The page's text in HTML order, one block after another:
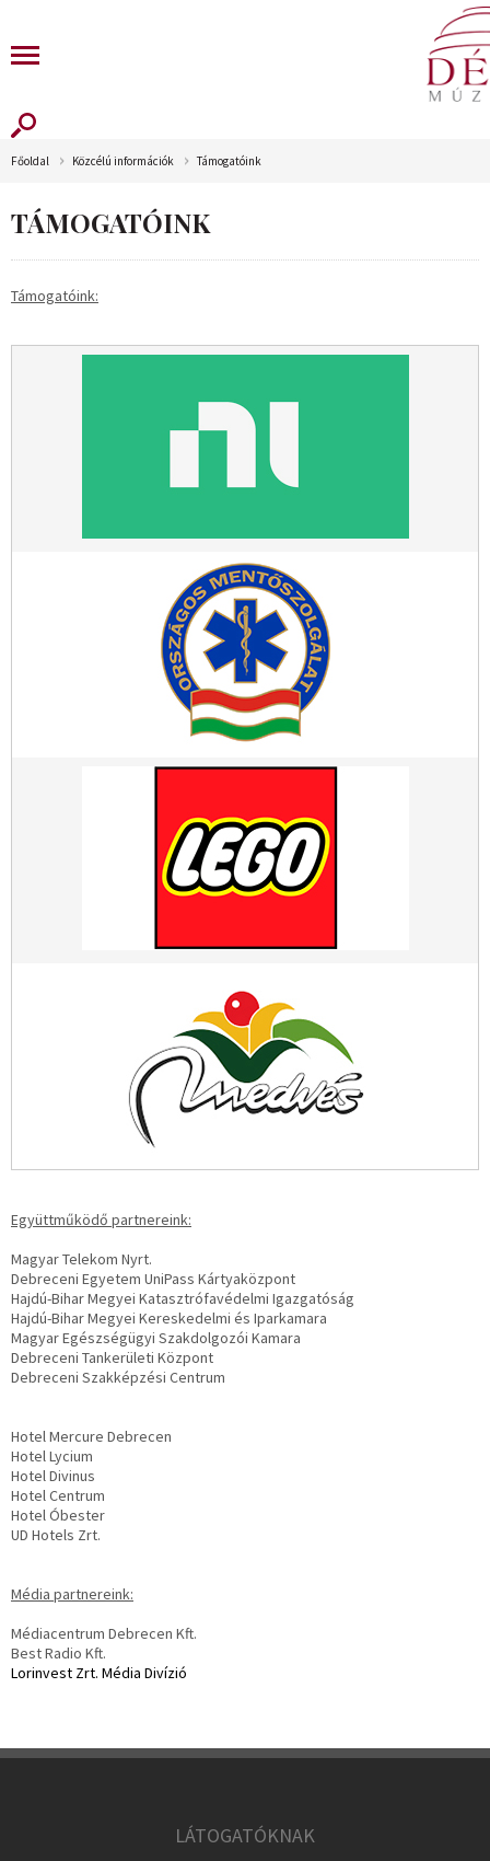
Főoldal Közcélú információk Támogatóink
TÁMOGATÓINK
Támogatóink:
Együttműködő partnereink:
Magyar Telekom Nyrt.
Debreceni Egyetem UniPass Kártyaközpont
Hajdú-Bihar Megyei Katasztrófavédelmi Igazgatóság
Hajdú-Bihar Megyei Kereskedelmi és Iparkamara
Magyar Egészségügyi Szakdolgozói Kamara
Debreceni Tankerületi Központ
Debreceni Szakképzési Centrum
Hotel Mercure Debrecen
Hotel Lycium
Hotel Divinus
Hotel Centrum
Hotel Óbester
UD Hotels Zrt.
Média partnereink:
Médiacentrum Debrecen Kft.
Best Radio Kft.
Lorinvest Zrt. Média Divízió
LÁTOGATÓKNAK